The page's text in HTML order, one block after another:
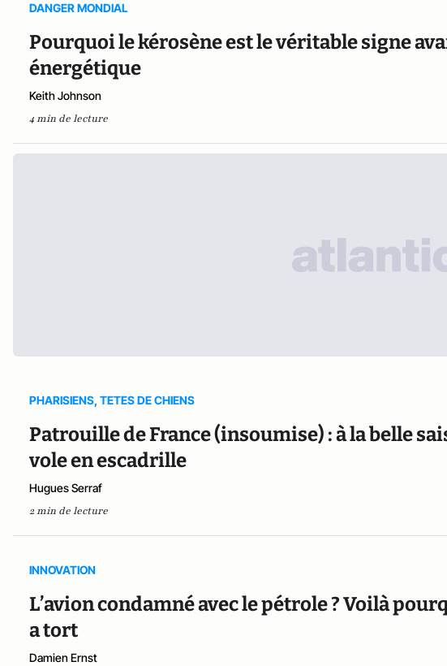
DANGER MONDIAL
Pourquoi le kérosène est le véritable signe
énergétique
Keith Johnson
4 min de lecture
PHARISIENS, TETES DE CHIENS
Patrouille de France (insoumise) : à la belle
vole en escadrille
Hugues Serraf
2 min de lecture
INNOVATION
L’avion condamné avec le pétrole ? Voilà
a tort
Damien Ernst